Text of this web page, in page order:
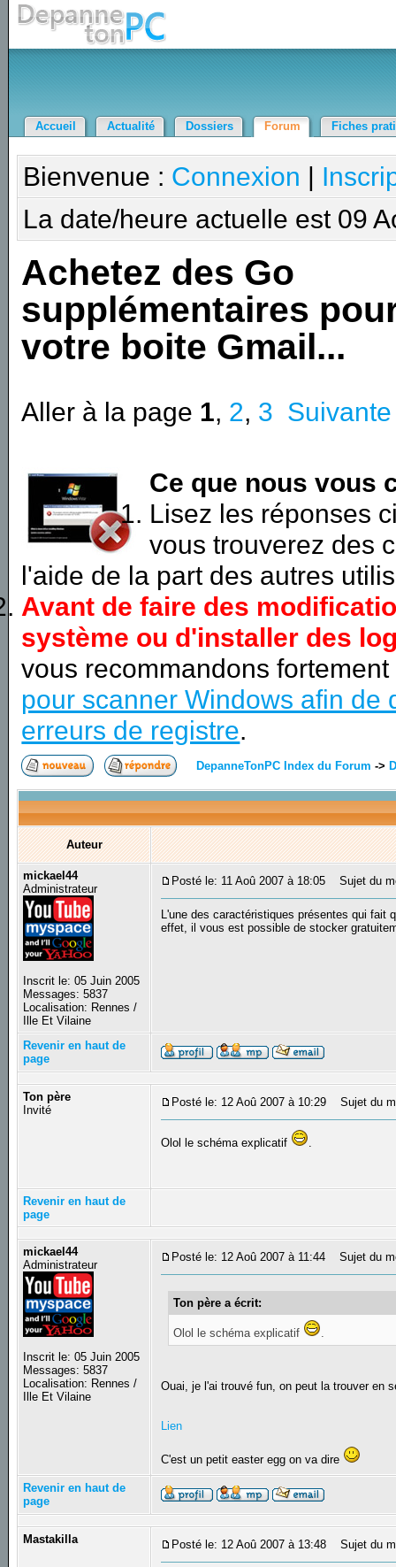
Accueil Actualité Dossiers Forum Fiches
Bienvenue : Connexion |
La date/heure actuelle est 09
Achetez des Go
supplémentaires
votre boite Gmail...
Aller à la page 1, 2, 3 Suivante
Ce que nous vous
Lisez les réponses
vous trouverez des
l'aide de la part des autres
Avant de faire des
système ou d'installer des
vous recommandons
pour scanner Windows afin de
erreurs de registre.
DepanneTonPC Index du Forum ->
Auteur
mickael44
Administrateur
Inscrit le: 05 Juin 2005
Messages: 5837
Localisation: Rennes /
Ille Et Vilaine
Posté le: 11 Aoû 2007 à 18:05 Sujet du
L'une des caractéristiques présentes qui fait
effet, il vous est possible de stocker
Revenir en haut de
page
Ton père
Invité
Posté le: 12 Aoû 2007 à 10:29 Sujet du
Olol le schéma explicatif .
Revenir en haut de
page
mickael44
Administrateur
Inscrit le: 05 Juin 2005
Messages: 5837
Localisation: Rennes /
Ille Et Vilaine
Posté le: 12 Aoû 2007 à 11:44 Sujet du
Ton père a écrit:
Olol le schéma explicatif
Ouai, je l'ai trouvé fun, on peut la trouver en
Lien
C'est un petit easter egg on va dire
Revenir en haut de
page
Mastakilla Posté le: 12 Aoû 2007 à 13:48 Sujet du